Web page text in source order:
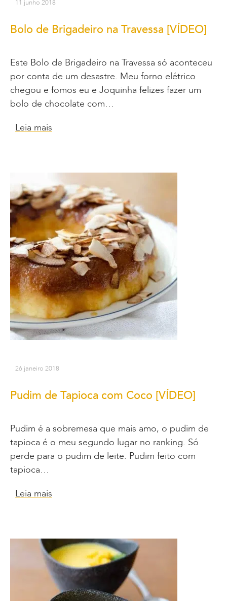
11 junho 2018
Bolo de Brigadeiro na Travessa [VÍDEO]
Este Bolo de Brigadeiro na Travessa só aconteceu
por conta de um desastre. Meu forno elétrico
chegou e fomos eu e Joquinha felizes fazer um
bolo de chocolate com…
Leia mais
26 janeiro 2018
Pudim de Tapioca com Coco [VÍDEO]
Pudim é a sobremesa que mais amo, o pudim de
tapioca é o meu segundo lugar no ranking. Só
perde para o pudim de leite. Pudim feito com
tapioca…
Leia mais